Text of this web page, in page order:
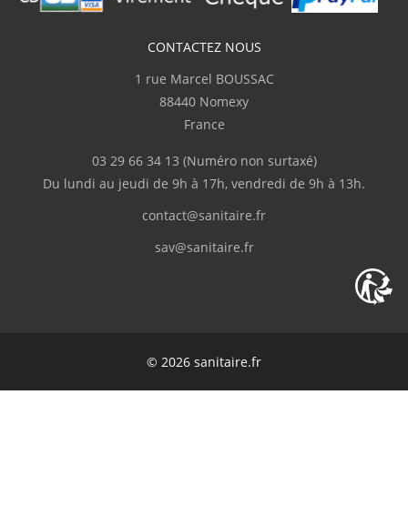
CONTACTEZ NOUS
1 rue Marcel BOUSSAC
88440 Nomexy
France
03 29 66 34 13 (Numéro non surtaxé)
Du lundi au jeudi de 9h à 17h, vendredi de 9h à 13h.
contact@sanitaire.fr
sav@sanitaire.fr
© 2026 sanitaire.fr